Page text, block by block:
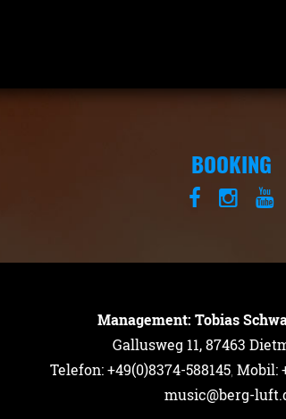
BOOKING
Management: Tobias
Gallusweg 11, 87463
Telefon: +49(0)8374-588145 Mobil:
music@berg-